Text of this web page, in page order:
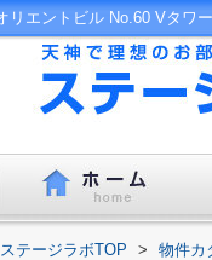
ステージラボTOP > 物件カ